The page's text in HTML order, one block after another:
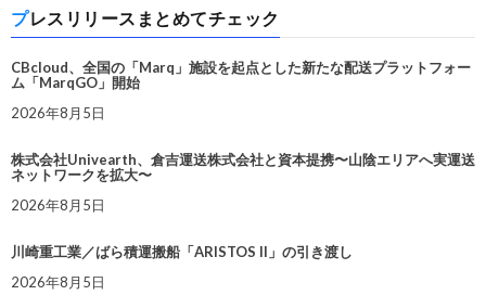
プレスリリースまとめてチェック
CBcloud、全国の「Marq」施設を起点とした新たな配送プラットフォー
ム「MarqGO」開始
2026年8月5日
株式会社Univearth、倉吉運送株式会社と資本提携〜山陰エリアへ実運送
ネットワークを拡大〜
2026年8月5日
川崎重工業／ばら積運搬船「ARISTOS II」の引き渡し
2026年8月5日